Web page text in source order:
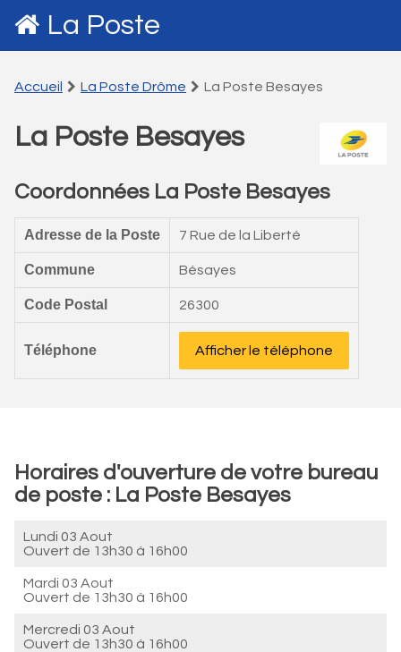
La Poste
Accueil La Poste Drôme La Poste Besayes
La Poste Besayes
Coordonnées La Poste Besayes
Adresse de la Poste 7 Rue de la Liberté
Commune Bésayes
Code Postal 26300
Téléphone Afficher le téléphone
Horaires d'ouverture de votre bureau
de poste : La Poste Besayes
Lundi 03 Aout
Ouvert de 13h30 à 16h00
Mardi 03 Aout
Ouvert de 13h30 à 16h00
Mercredi 03 Aout
Ouvert de 13h30 à 16h00